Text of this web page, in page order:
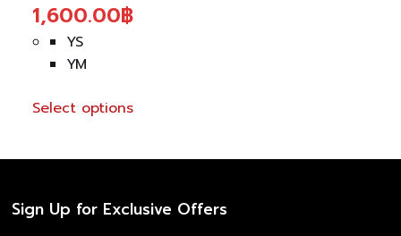
page
1,600.00฿
YS
YM
Select options
variants.
The
options
be
page
Sign Up for Exclusive Offers